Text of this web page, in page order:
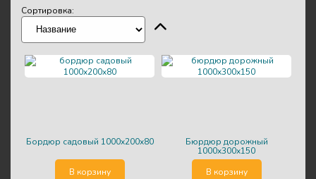
Сортировка:
бордюр садовый 1000x200x80
В корзину
бюрдюр дорожный
1000x300x150
В корзину